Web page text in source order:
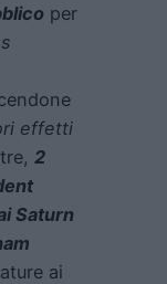
per
effetti
2
Saturn
ai